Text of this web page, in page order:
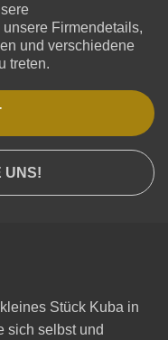
Firmendetails,
und verschiedene
treten.
UNS!
Stück Kuba in
sich selbst und